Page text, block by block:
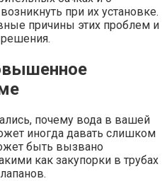
при их установке.
причины этих проблем и
почему вода в вашей
иногда давать слишком
быть вызвано
как закупорки в трубах